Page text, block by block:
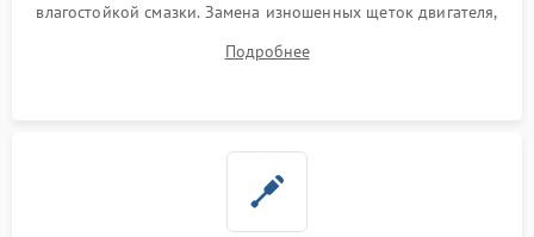
влагостойкой смазки. Замена изношенных щеток двигателя,
или поврежденной резиновой манжеты.
Подробнее